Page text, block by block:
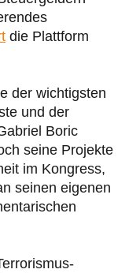
die Plattform
der wichtigsten
und der
Boric
seine Projekte
im Kongress,
seinen eigenen